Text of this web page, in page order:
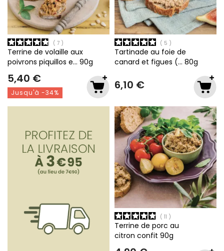
7
Terrine de volaille aux
poivrons piquillos e… 90g
5,40 €
Jusqu'à -34%
5
Tartinade au foie de
canard et figues (… 80g
6,10 €
11
Terrine de porc au
citron confit 90g